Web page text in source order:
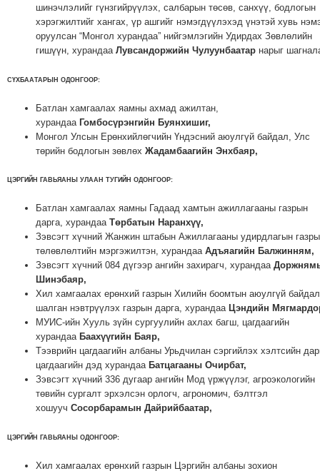
ЕРӨНХИЙЛӨГЧИЙН
СОНГУУЛИЙН
ДҮГЭЭР
СУРГУУЛИЙН
ЗӨРЧЛИЙН
ТОЙРОНД
ЕРӨНХИЙЛӨГЧИЙН
СОНГУУЛЬ-2017
шинэчлэлийг гүнзгийрүүлэх, салбарын төсөв, санхүү, бодлогын
хэрэгжилтийг хангах, үр ашгийг нэмэгдүүлэхэд үнэтэй хувь
оруулсан “Монгол хурандаа” нийгэмлэгийн Удирдах Зөвлөлийн
гишүүн, хурандаа Лувсандоржийн Чулуунбаатар нарыг
СҮХБААТАРЫН ОДОНГООР:
Батлан хамгаалах яамны ахмад ажилтан,
хурандаа Гомбосүрэнгийн Буянхишиг,
Монгол Улсын Ерөнхийлөгчийн Үндэсний аюулгүй байдал, Улс
төрийн бодлогын зөвлөх Жадамбаагийн Энхбаяр,
ЦЭРГИЙН ГАВЬЯАНЫ УЛААН ТУГИЙН ОДОНГООР:
Батлан хамгаалах яамны Гадаад хамтын ажиллагааны газрын
дарга, хурандаа Төрбатын Наранхүү,
Зэвсэгт хүчний Жанжин штабын Ажиллагааны удирдлагын
төлөвлөлтийн мэргэжилтэн, хурандаа Адъяагийн Балжинням,
Зэвсэгт хүчний 084 дүгээр ангийн захирагч, хурандаа
Шинэбаяр,
Хил хамгаалах ерөнхий газрын Хилийн боомтын аюулгүй
шалган нэвтрүүлэх газрын дарга, хурандаа Цэндийн
МУИС-ийн Хууль зүйн сургуулийн ахлах багш, цагдаагийн
хурандаа Баахүүгийн Баяр,
Тээврийн цагдаагийн албаны Урьдчилан сэргийлэх хэлтсийн
цагдаагийн дэд хурандаа Батцагааны Очирбат,
Зэвсэгт хүчний 336 дугаар ангийн Мод үржүүлэг, агроэкологийн
төвийн сургалт эрхэлсэн орлогч, агрономич, бэлтгэл
хошууч Сосорбарамын Дайрийбаатар,
ЦЭРГИЙН ГАВЬЯАНЫ ОДОНГООР:
Хил хамгаалах ерөнхий газрын Цэргийн албаны зохион